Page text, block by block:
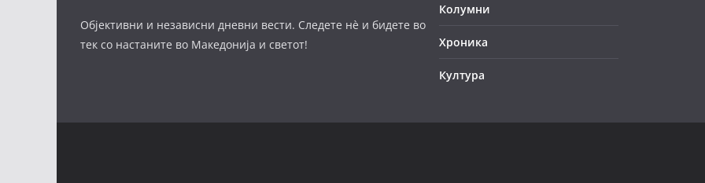
Објективни и независни дневни вести. Следете нè и бидете во
тек со настаните во Македонија и светот!
Колумни
Хроника
Култура